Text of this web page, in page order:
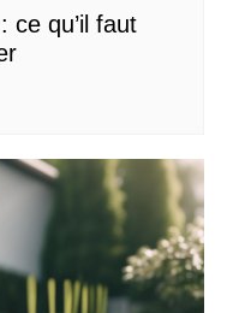
ce qu’il faut